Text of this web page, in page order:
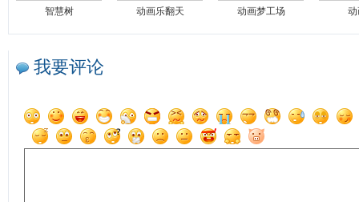
智慧树 动画乐翻天 动画梦工场 动
我要评论